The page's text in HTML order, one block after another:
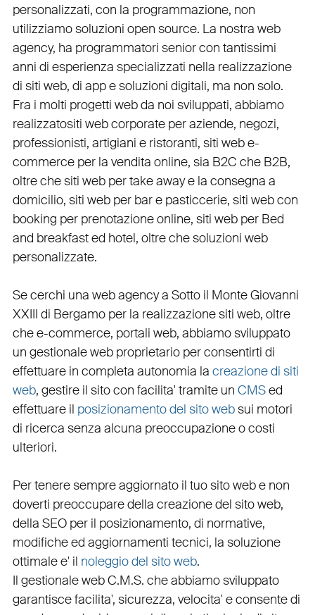
personalizzati, con la programmazione, non
utilizziamo soluzioni open source. La nostra web
agency, ha programmatori senior con tantissimi
anni di esperienza specializzati nella realizzazione
di siti web, di app e soluzioni digitali, ma non solo.
Fra i molti progetti web da noi sviluppati, abbiamo
realizzatositi web corporateperaziende, negozi,
professionisti, artigiani e ristoranti, siti web e-
commerceper la vendita online, sia B2C che B2B,
oltre chesiti web per take awaye la consegna a
domicilio, siti web per bare pasticcerie, siti web con
booking per prenotazione online, siti web per Bed
and breakfast ed hotel, oltre chesoluzioni web
personalizzate.
Se cerchi una web agency a Sotto il Monte Giovanni
XXIII di Bergamo per la realizzazione siti web, oltre
chee-commerce, portali web, abbiamo sviluppato
un gestionale webproprietario per consentirti di
effettuare in completa autonomia la creazione di siti
web, gestire il sito con facilita' tramite un CMSed
effettuare il posizionamento del sito websui motori
di ricerca senza alcuna preoccupazione o costi
ulteriori.
Per tenere sempre aggiornato il tuo sito web e non
doverti preoccupare della creazione del sito web,
della SEOper il posizionamento, di normative,
modifiche ed aggiornamenti tecnici, la soluzione
ottimale e' il noleggio del sito web.
Il gestionale web C.M.S. che abbiamo sviluppato
garantiscefacilita', sicurezza, velocita' e consente di